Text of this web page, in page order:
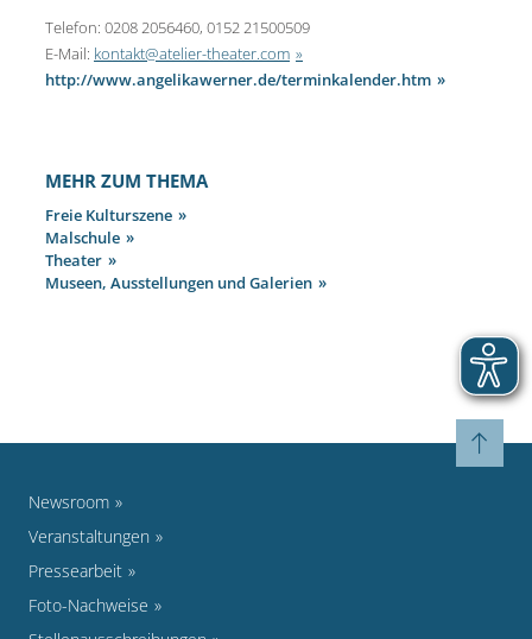
Telefon: 0208 2056460, 0152 21500509
E-Mail: kontakt@atelier-theater.com
http://www.angelikawerner.de/terminkalender.htm
MEHR ZUM THEMA
Freie Kulturszene
Malschule
Theater
Museen, Ausstellungen und Galerien
Newsroom
Veranstaltungen
Pressearbeit
Foto-Nachweise